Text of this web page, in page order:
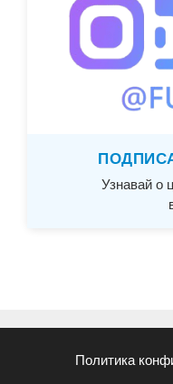
Узнавай о
Политика